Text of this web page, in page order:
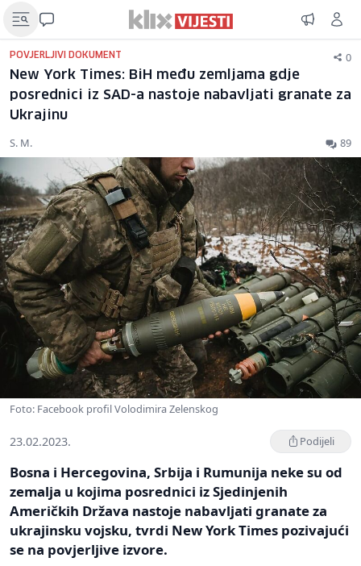
POVJERLJIVI DOKUMENT 0
New York Times: BiH među zemljama gdje
posrednici iz SAD-a nastoje nabavljati granate za
Ukrajinu
S. M. 89
Foto: Facebook profil Volodimira Zelenskog
23.02.2023. Podijeli
Bosna i Hercegovina, Srbija i Rumunija neke su od
zemalja u kojima posrednici iz Sjedinjenih
Američkih Država nastoje nabavljati granate za
ukrajinsku vojsku, tvrdi New York Times pozivajući
se na povjerljive izvore.